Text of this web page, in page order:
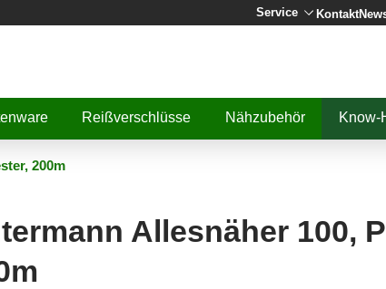
Service Kontakt
Reißverschlüsse Nähzubehör Know-
200m
Allesnäher 100,